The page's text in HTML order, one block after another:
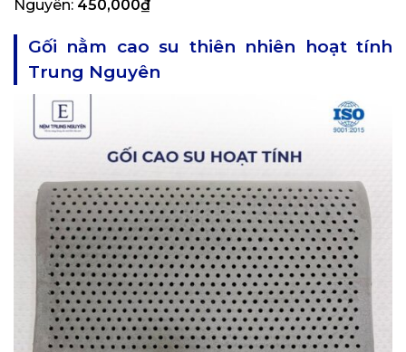
Nguyên: 450,000₫
Gối nằm cao su thiên nhiên hoạt tính
Trung Nguyên